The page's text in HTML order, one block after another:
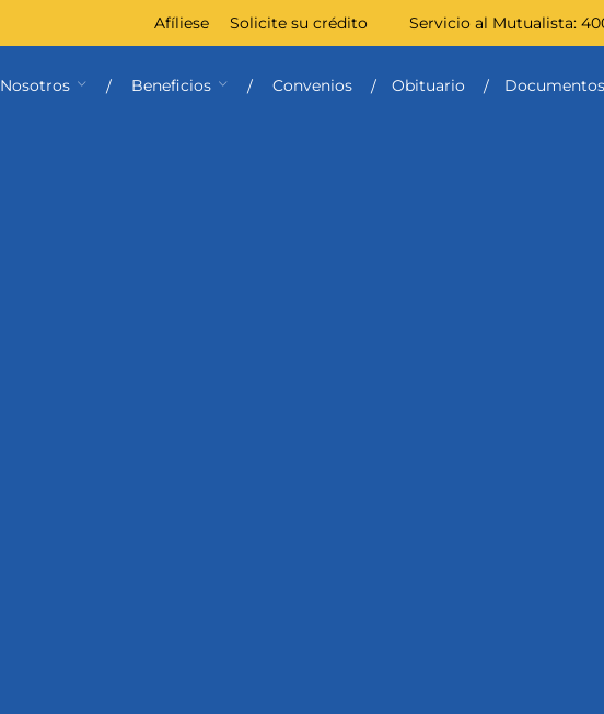
Afíliese Solicite su crédito Servicio al Mutualista:
Nosotros Beneficios Convenios Obituario Documentos